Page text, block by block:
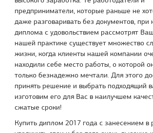
предприниматели, которые раньше не
даже разговаривать без документов, при
диплома с удовольствием рассмотрят
нашей практике существует множество
жизни, когда клиенты нашей компании
находили себе место работы, о которой
только безнадежно мечтали. Для этого
принять решение и выбрать подходящий
изготовим его для Вас в наилучшем
сжатые сроки!
Купить диплом 2017 года с занесением в